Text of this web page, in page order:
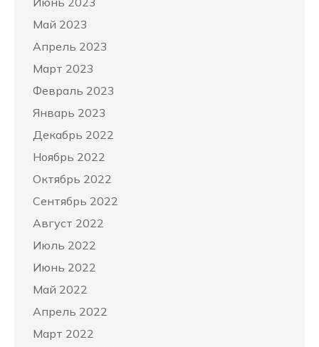
Май 2023
Апрель 2023
Март 2023
Февраль 2023
Январь 2023
Декабрь 2022
Ноябрь 2022
Октябрь 2022
Сентябрь 2022
Август 2022
Июль 2022
Июнь 2022
Май 2022
Апрель 2022
Март 2022